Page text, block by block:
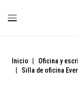
Inicio Oficina y
Silla de oficina